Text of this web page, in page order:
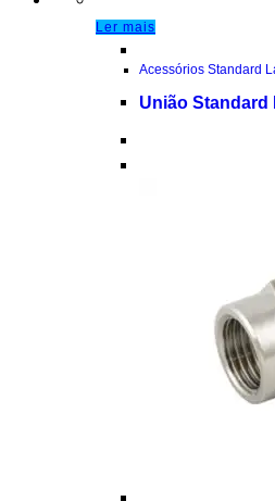
Ler mais
Acessórios Standard
União Standard